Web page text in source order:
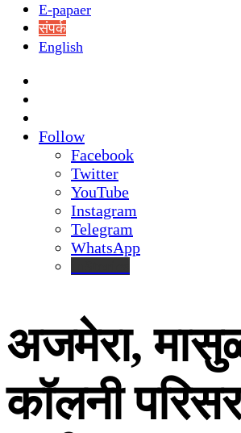
E-papaer
संपर्क
English
Follow
Facebook
Twitter
YouTube
Instagram
Telegram
WhatsApp
अजमेरा,
कॉलनी